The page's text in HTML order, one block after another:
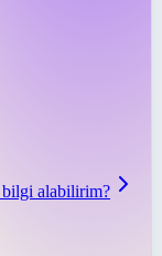
bilgi alabilirim?